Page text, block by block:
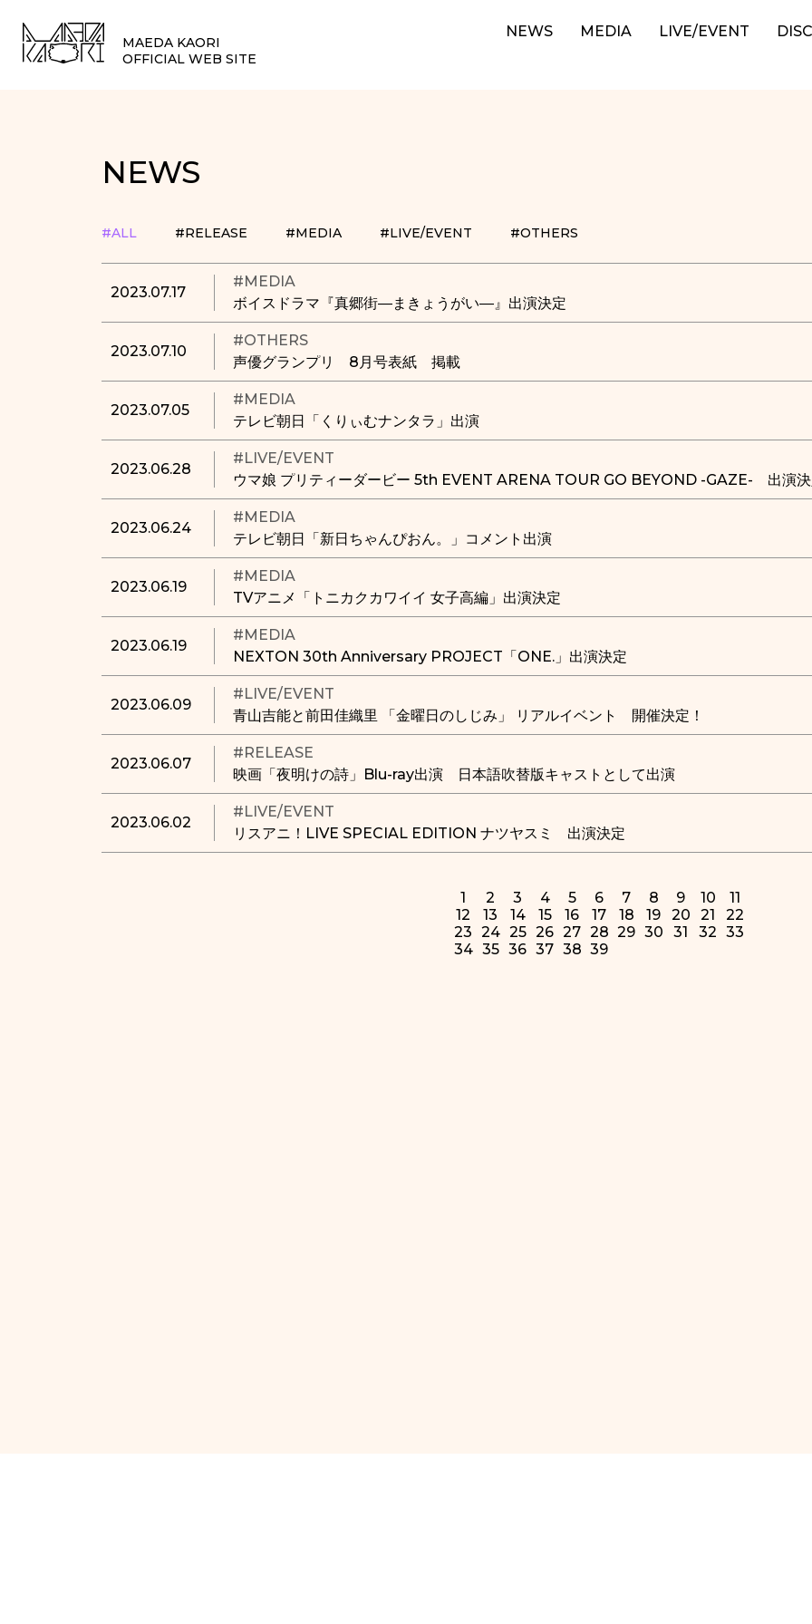
MAEDA KAORI
OFFICIAL WEB SITE
NEWS MEDIA LIVE/EVENT
NEWS
#ALL #RELEASE #MEDIA #LIVE/EVENT #OTHERS
2023.07.17
#MEDIA
ボイスドラマ『真郷街―まきょうがい―』出演決定
2023.07.10
#OTHERS
声優グランプリ 8月号表紙 掲載
2023.07.05
#MEDIA
テレビ朝日「くりぃむナンタラ」出演
2023.06.28
#LIVE/EVENT
ウマ娘 プリティーダービー 5th EVENT ARENA TOUR GO BEYOND -GAZE- 出演
2023.06.24
#MEDIA
テレビ朝日「新日ちゃんぴおん。」コメント出演
2023.06.19
#MEDIA
TVアニメ「トニカクカワイイ 女子高編」出演決定
2023.06.19
#MEDIA
NEXTON 30th Anniversary PROJECT「ONE.」出演決定
2023.06.09
#LIVE/EVENT
青山吉能と前田佳織里 「金曜日のしじみ」 リアルイベント 開催決定！
2023.06.07
#RELEASE
映画「夜明けの詩」Blu-ray出演 日本語吹替版キャストとして出演
2023.06.02
#LIVE/EVENT
リスアニ！LIVE SPECIAL EDITION ナツヤスミ 出演決定
1 2 3 4 5 6 7 8 9 10
11
12
13 14 15 16 17 18 19 20 21
22
23 24 25 26 27 28 29 30 31 32 33
34 35 36 37 38 39